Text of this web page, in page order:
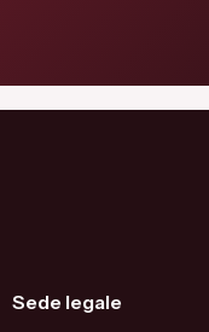
Sede legale